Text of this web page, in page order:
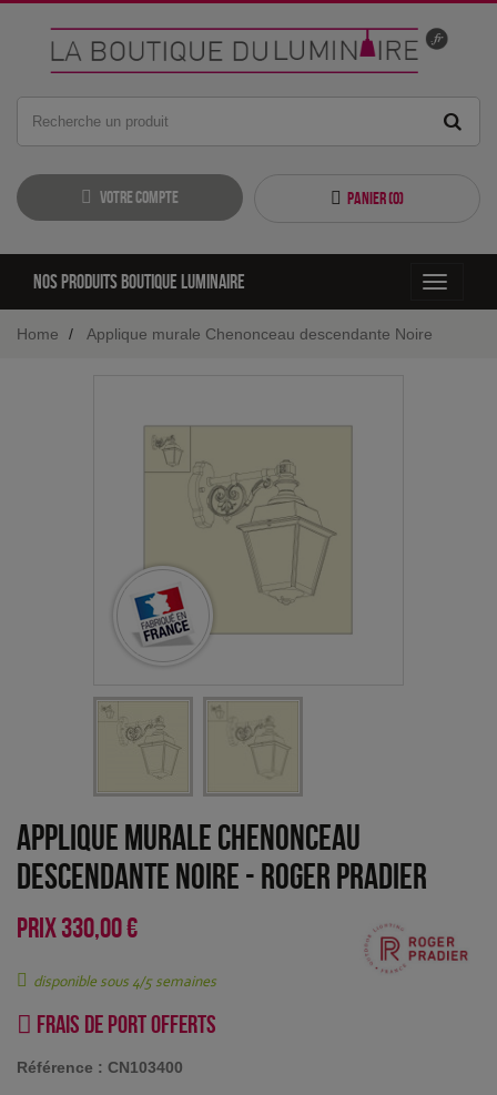
Votre compte Panier (0)
Toggle
Nos produits boutique luminaire
Home Applique murale Chenonceau descendante Noire
Applique murale Chenonceau
descendante Noire - Roger Pradier
PRIX330,00 €
disponible sous 4/5 semaines
Frais de port offerts
Référence : CN103400